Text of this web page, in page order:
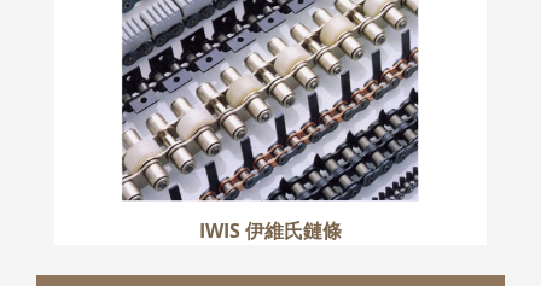
IWIS 伊維氏鏈條
更多